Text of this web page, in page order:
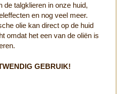
de talgklieren in onze huid,
en nog veel meer.
olie kan direct op de huid
omdat het een van de oliën is
GEBRUIK!